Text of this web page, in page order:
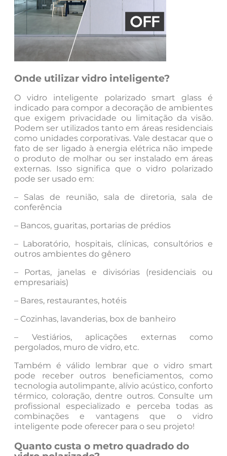
Onde utilizar vidro inteligente?
O vidro inteligente polarizado smart glass é
indicado para compor a decoração de ambientes
que exigem privacidade ou limitação da visão.
Podem ser utilizados tanto em áreas residenciais
como unidades corporativas. Vale destacar que o
fato de ser ligado à energia elétrica não impede
o produto de molhar ou ser instalado em áreas
externas. Isso significa que o vidro polarizado
pode ser usado em:
– Salas de reunião, sala de diretoria, sala de
conferência
– Bancos, guaritas, portarias de prédios
– Laboratório, hospitais, clínicas, consultórios e
outros ambientes do gênero
– Portas, janelas e divisórias (residenciais ou
empresariais)
– Bares, restaurantes, hotéis
– Cozinhas, lavanderias, box de banheiro
– Vestiários, aplicações externas como
pergolados, muro de vidro, etc.
Também é válido lembrar que o vidro smart
pode receber outros beneficiamentos, como
tecnologia autolimpante, alívio acústico, conforto
térmico, coloração, dentre outros. Consulte um
profissional especializado e perceba todas as
combinações e vantagens que o vidro
inteligente pode oferecer para o seu projeto!
Quanto custa o metro quadrado do